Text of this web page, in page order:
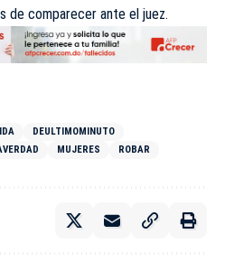
de comparecer ante el juez.
DEULTIMOMINUTO
MUJERES ROBAR